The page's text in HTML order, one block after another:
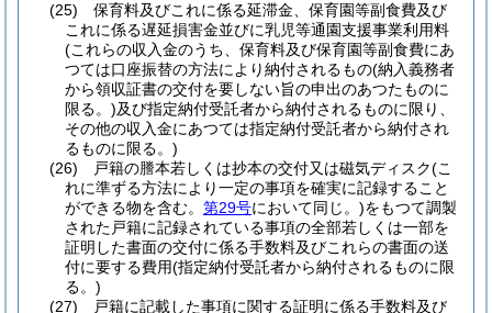
(25)
保育料及びこれに係る延滞金、保育園等副食費及び
これに係る遅延損害金並びに乳児等通園支援事業利用料
(これらの収入金のうち、保育料及び保育園等副食費にあ
つては口座振替の方法により納付されるもの(納入義務者
から領収証書の交付を要しない旨の申出のあつたものに
限る。)及び指定納付受託者から納付されるものに限り、
その他の収入金にあつては指定納付受託者から納付され
るものに限る。)
(26)
戸籍の謄本若しくは抄本の交付又は磁気ディスク(こ
れに準ずる方法により一定の事項を確実に記録すること
ができる物を含む。 第29号において同じ。)をもつて調製
された戸籍に記録されている事項の全部若しくは一部を
証明した書面の交付に係る手数料及びこれらの書面の送
付に要する費用(指定納付受託者から納付されるものに限
る。)
(27)
戸籍に記載した事項に関する証明に係る手数料及び